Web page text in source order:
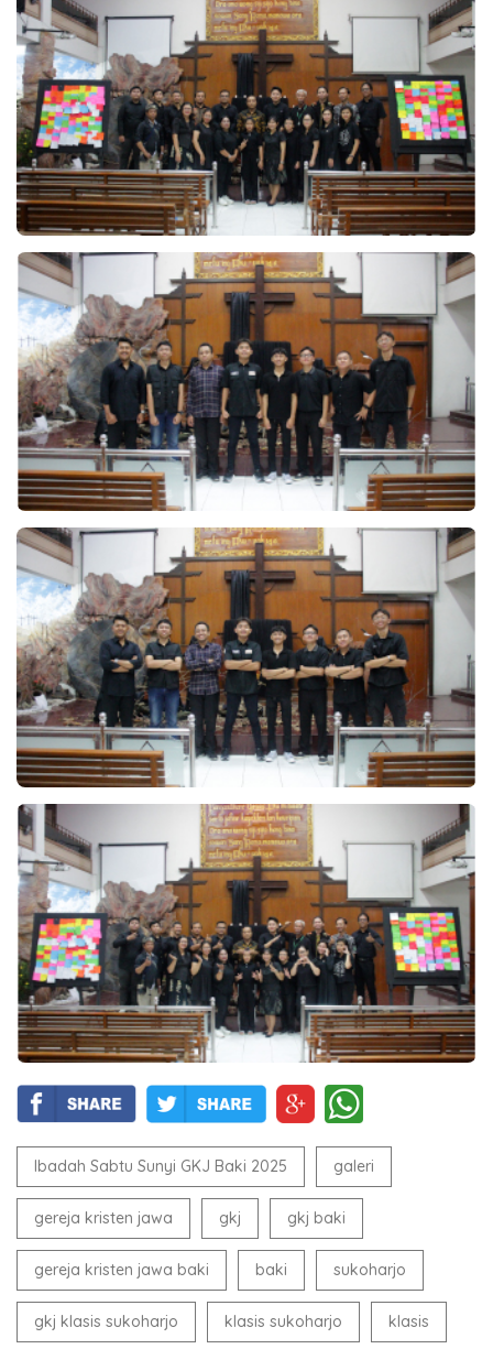
Ibadah Sabtu Sunyi GKJ Baki 2025 galeri
gereja kristen jawa gkj gkj baki
gereja kristen jawa baki baki sukoharjo
gkj klasis sukoharjo klasis sukoharjo klasis